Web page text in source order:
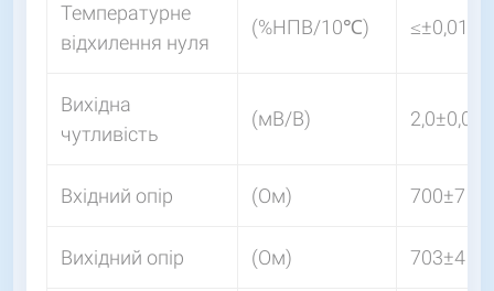
Температурне
відхилення нуля
(%НПВ/10℃) ≤±0,015
Вихідна
чутливість
(мВ/В) 2,0±0,02
Вхідний опір (Ом) 700±7
Вихідний опір (Ом) 703±4